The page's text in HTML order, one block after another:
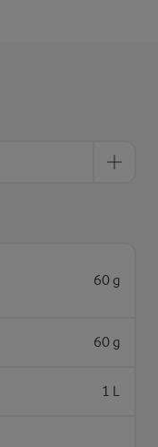
60 g
60 g
1 L